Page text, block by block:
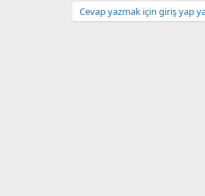
Cevap yazmak için giriş yap